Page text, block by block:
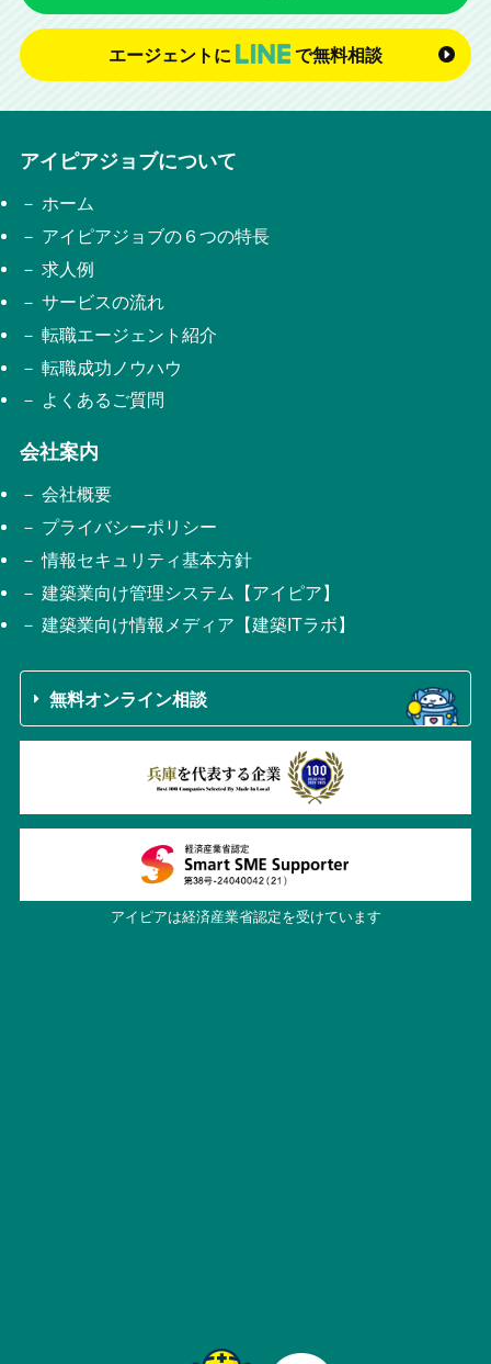
エージェントに で無料相談
アイピアジョブについて
ホーム
アイピアジョブの６つの特長
求人例
サービスの流れ
転職エージェント紹介
転職成功ノウハウ
よくあるご質問
会社案内
会社概要
プライバシーポリシー
情報セキュリティ基本方針
建築業向け管理システム【アイピア】
建築業向け情報メディア【建築ITラボ】
無料オンライン相談
アイピアは経済産業省認定を受けています